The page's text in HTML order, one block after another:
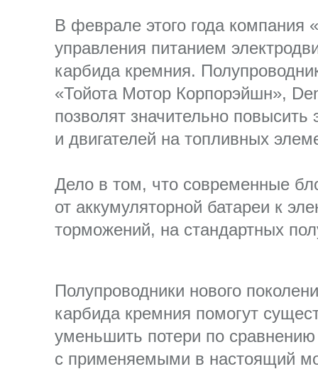
В феврале этого года компания
управления питанием
карбида кремния.
«Тойота Мотор Корпорэйшн»,
позволят значительно
и двигателей на топливных
Дело в том, что современные
от аккумуляторной батареи к
торможений, на стандартных
Полупроводники нового
карбида кремния помогут
уменьшить потери по сравнению
с применяемыми в настоящий